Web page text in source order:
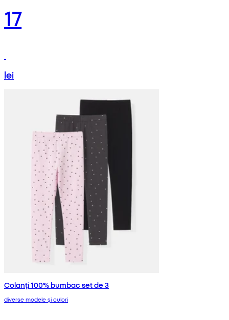
17
lei
Colanți 100% bumbac set de 3
diverse modele și culori